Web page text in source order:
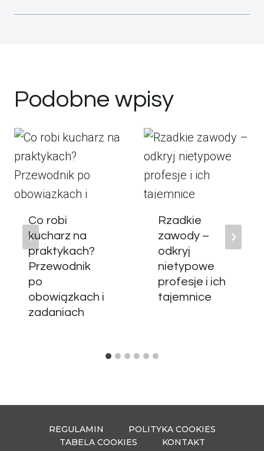
Podobne wpisy
Co robi
kucharz na
praktykach?
Przewodnik
po
obowiązkach i
zadaniach
Rzadkie
zawody –
odkryj
nietypowe
profesje i ich
tajemnice
REGULAMIN
POLITYKA COOKIES
TABELA COOKIES
KONTAKT